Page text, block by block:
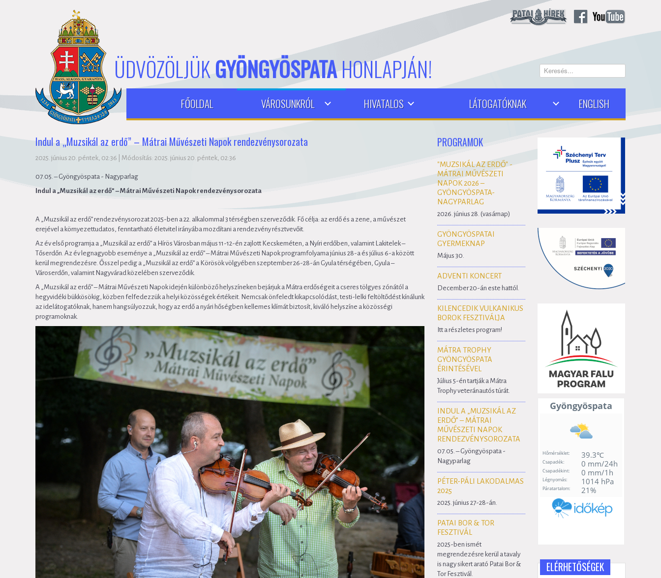
ÜDVÖZÖLJÜKGYÖNGYÖSPATAHONLAPJÁN! Keresés...
FŐOLDAL VÁROSUNKRÓL HIVATALOS LÁTOGATÓKNAK ENGLISH
Indul a „Muzsikál az erdő” – Mátrai Művészeti Napok rendezvénysorozata
2025. június 20. péntek, 02:36 Módosítás: 2025. június 20. péntek, 02:36
07.05. – Gyöngyöspata - Nagyparlag
Indul a „Muzsikál az erdő” – Mátrai Művészeti Napok rendezvénysorozata
A „Muzsikál az erdő” rendezvénysorozat 2025-ben a 22. alkalommal 3 térségben szerveződik. Fő célja: az erdő és a zene, a művészet
erejével a környezettudatos, fenntartható életvitel irányába mozdítani a rendezvény résztvevőit.
Az év első programja a „Muzsikál az erdő” a Hírös Városban május 11-12-én zajlott Kecskeméten, a Nyíri erdőben, valamint Lakitelek –
Tőserdőn. Az év legnagyobb eseménye a „Muzsikál az erdő” – Mátrai Művészeti Napok programfolyama június 28-a és július 6-a között
kerül megrendezésre. Ősszel pedig a „Muzsikál az erdő” a Körösök völgyében szeptember 26-28-án Gyula térségében, Gyula –
Városerdőn, valamint Nagyvárad közelében szerveződik.
A „Muzsikál az erdő” – Mátrai Művészeti Napok idején különböző helyszíneken bejárjuk a Mátra erdőségeit a cseres tölgyes zónától a
hegyvidéki bükkösökig, közben felfedezzük a helyi közösségek értékeit. Nemcsak önfeledt kikapcsolódást, testi-lelki feltöltődést kínálunk
az idelátogatóknak, hanem hangsúlyozzuk, hogy az erdő a nyári hőségben kellemes klímát biztosít, kiváló helyszíne a közösségi
programoknak.
PROGRAMOK
"MUZSIKÁL AZ ERDŐ" -
MÁTRAI MŰVÉSZETI
NAPOK 2026 –
GYÖNGYÖSPATA-
NAGYPARLAG
2026. június 28. (vasárnap)
GYÖNGYÖSPATAI
GYERMEKNAP
Május 30.
ADVENTI KONCERT
December 20-án este hattól.
KILENCEDIK VULKANIKUS
BOROK FESZTIVÁLJA
Itt a részletes program!
MÁTRA TROPHY
GYÖNGYÖSPATA
ÉRINTÉSÉVEL
Július 5-én tartják a Mátra
Trophy veteránautós túrát.
INDUL A „MUZSIKÁL AZ
ERDŐ” – MÁTRAI
MŰVÉSZETI NAPOK
RENDEZVÉNYSOROZATA
07.05. – Gyöngyöspata -
Nagyparlag
PÉTER-PÁLI LAKODALMAS
2025
2025. június 27-28-án.
PATAI BOR & TOR
FESZTIVÁL
2025-ben ismét
megrendezésre kerül a tavaly
is nagy sikert arató Patai Bor &
Tor Fesztivál.
ELÉRHETŐSÉGEK